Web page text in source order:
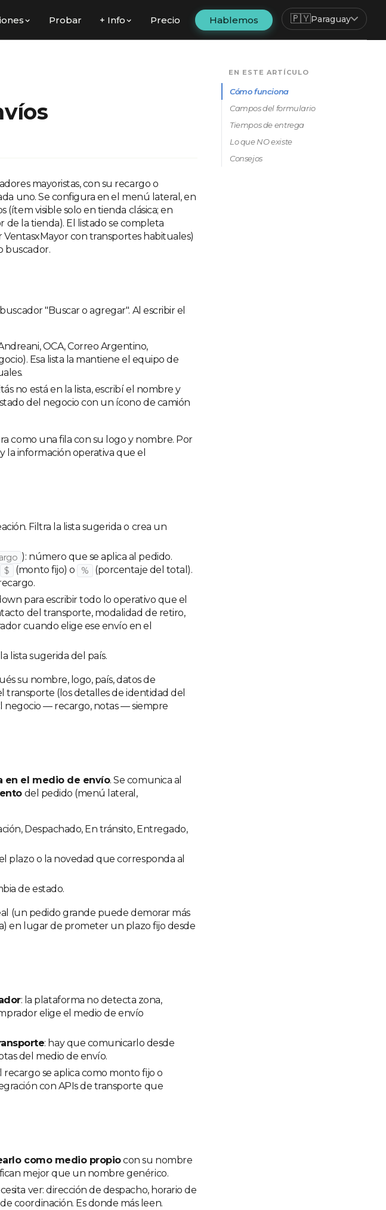
Probar + Info Precio Hablemos 🇵🇾Paraguay
mayoristas, con su recargo o
uno. Se configura en el menú lateral, en
(ítem visible solo en tienda clásica; en
de la tienda). El listado se completa
con transportes habituales)
buscador.
"Buscar o agregar". Al escribir el
OCA, Correo Argentino,
Esa lista la mantiene el equipo de
no está en la lista, escribí el nombre y
del negocio con un ícono de camión
como una fila con su logo y nombre. Por
la información operativa que el
Filtra la lista sugerida o crea un
): número que se aplica al pedido.
$ (monto fijo) o %
(porcentaje del total).
para escribir todo lo operativo que el
del transporte, modalidad de retiro,
cuando elige ese envío en el
lista sugerida del país.
su nombre, logo, país, datos de
(los detalles de identidad del
negocio — recargo, notas — siempre
en el medio de envío. Se comunica al
del pedido (menú lateral,
Despachado, En tránsito, Entregado,
plazo o la novedad que corresponda al
de estado.
(un pedido grande puede demorar más
en lugar de prometer un plazo fijo desde
: la plataforma no detecta zona,
elige el medio de envío
: hay que comunicarlo desde
del medio de envío.
recargo se aplica como monto fijo o
con APIs de transporte que
como medio propiocon su nombre
mejor que un nombre genérico.
ver: dirección de despacho, horario de
coordinación. Es donde más leen.
EN ESTE ARTÍCULO
Cómo funciona
Campos del formulario
Tiempos de entrega
Lo que NO existe
Consejos